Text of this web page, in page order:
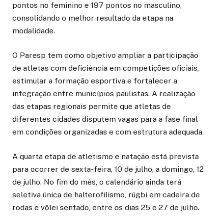
pontos no feminino e 197 pontos no masculino,
consolidando o melhor resultado da etapa na
modalidade.
O Paresp tem como objetivo ampliar a participação
de atletas com deficiência em competições oficiais,
estimular a formação esportiva e fortalecer a
integração entre municípios paulistas. A realização
das etapas regionais permite que atletas de
diferentes cidades disputem vagas para a fase final
em condições organizadas e com estrutura adequada.
A quarta etapa de atletismo e natação está prevista
para ocorrer de sexta-feira, 10 de julho, a domingo, 12
de julho. No fim do mês, o calendário ainda terá
seletiva única de halterofilismo, rúgbi em cadeira de
rodas e vôlei sentado, entre os dias 25 e 27 de julho.